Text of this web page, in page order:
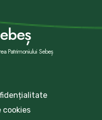
Patrimoniului Sebeș
cookies